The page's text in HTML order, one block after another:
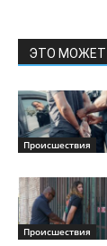
ЭТО МОЖЕТ
Происшествия
Происшествия